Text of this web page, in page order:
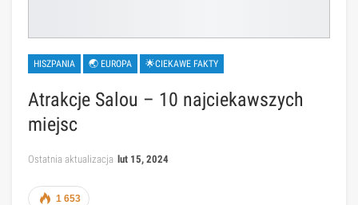
HISZPANIA 🌏 EUROPA 🌟CIEKAWE FAKTY
Atrakcje Salou – 10 najciekawszych
miejsc
Ostatnia aktualizacja lut 15, 2024
1 653